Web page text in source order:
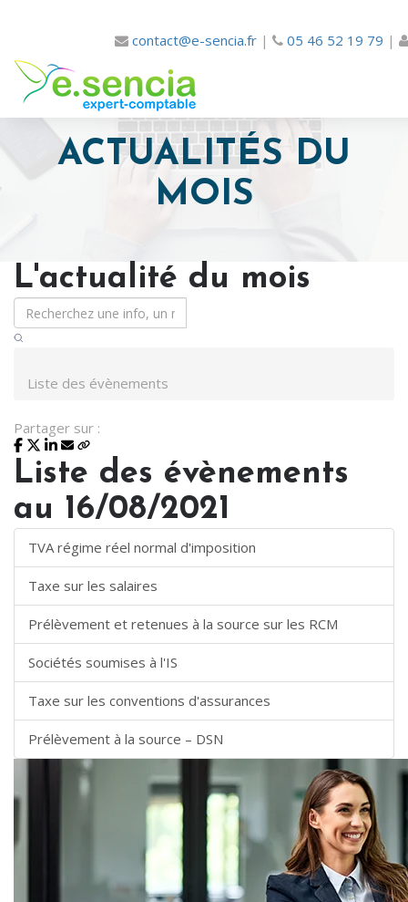
contact@e-sencia.fr | 05 46 52 19 79 |
ACTUALITÉS DU
MOIS
L'actualité du mois
Liste des évènements
Partager sur :
Liste des évènements
au 16/08/2021
TVA régime réel normal d'imposition
Taxe sur les salaires
Prélèvement et retenues à la source sur les RCM
Sociétés soumises à l'IS
Taxe sur les conventions d'assurances
Prélèvement à la source – DSN